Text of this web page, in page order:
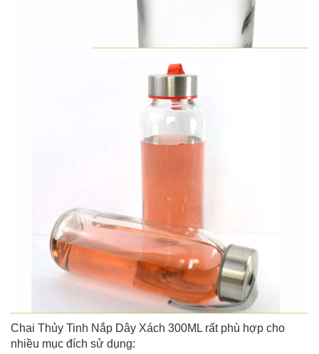
Chai Thủy Tinh Nắp Dây Xách 300ML rất phù hợp cho
nhiều mục đích sử dụng: